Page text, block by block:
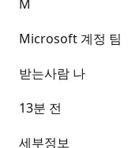
M
Microsoft 계정 팀
받는사람 나
13분 전
세부정보